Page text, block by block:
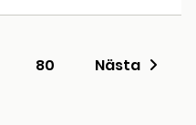
80 Nästa